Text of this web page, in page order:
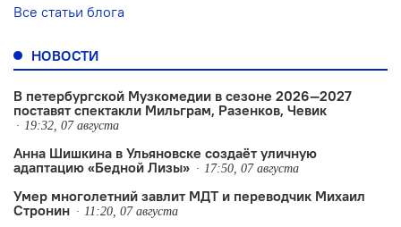
Все статьи блога
НОВОСТИ
В петербургской Музкомедии в сезоне 2026—2027
поставят спектакли Мильграм, Разенков, Чевик
19:32, 07 августа
Анна Шишкина в Ульяновске создаëт уличную
адаптацию «Бедной Лизы»
17:50, 07 августа
Умер многолетний завлит МДТ и переводчик Михаил
Стронин
11:20, 07 августа